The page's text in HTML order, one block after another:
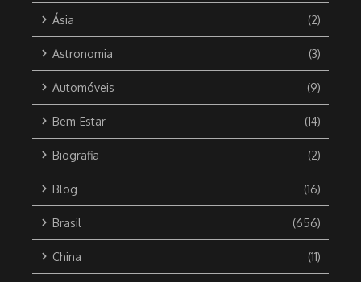
Ásia (2)
Astronomia (3)
Automóveis (9)
Bem-Estar (14)
Biografia (2)
Blog (16)
Brasil (656)
China (11)